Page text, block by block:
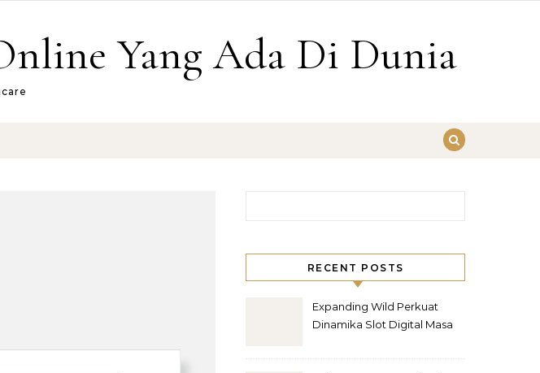
Yang Ada Di Dunia
RECENT POSTS
Expanding Wild Perkuat
Dinamika Slot Digital Masa